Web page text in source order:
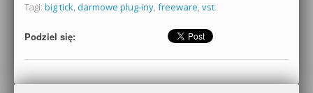
Tagi: big tick, darmowe plug-iny, freeware, vst
Podziel się: